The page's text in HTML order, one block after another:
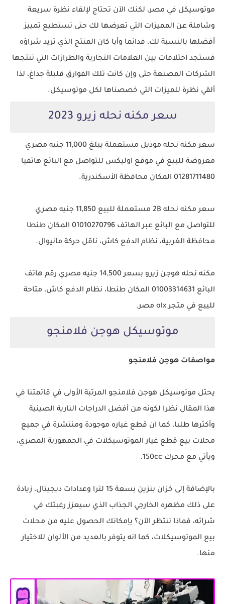
موتوسيكل في مصر، لكنك الآن تحتاج لإلقاء نظرة سريعة
وشاملة عن المميزات التي تعرضها لك حتى تستطيع تمييز
أفضلها بالنسبة لك، فدائما وأيا كان المنتج الذي تريد شراؤه
فستجد اختلافات بين العلامات التجارية والطرازات التي تنتجها
الشركات المصنعة حتى وإن كانت تلك الفوارق قليلة جداغ، لذا
ألقي نظرة للميزات التي خصصناها لكل موتوسيكل.
سعر مكنه نحله زيرو 2023
سعر مكنه نحله موديل مستعملة يبلغ 11,000 جنيه مصري
معروضة للبيع في موقع اوليكس للتواصل مع البائع هاتفيا
01281711480 المكان محافظة الأسكندرية.
سعر مكنه نحله 2B مستعملة للبيع 11,850 جنيه مصري
للتواصل مع البائع عبر الهاتف 01010270796 المكان طنطا
محافظة الغربية، نظام الدفع كاش، ناقل حركة مانيوال.
مكنه نحله هوجن زيرو بسعر 14,500 جنيه مصري رقم هاتف
البائع 01003314631 المكان طنطا، نظام الدفع كاش، متاحة
للييع في متجر olx مصر.
موتوسيكل هوجن فلامنجو
مواصفات هوجن فلامنجو
يحتل موتوسيكل هوجن فلامنجو المرتبة الأولى في قائمتنا في
هذا المقال نظرا لكونه من أفضل الدراجات النارية الصينية
وأكثرها طلبا، كما ان قطع غياره موجودة ومنتشرة في جميع
محلات بيع قطع غيار الموتوسيكلات في الجمهورية المصري،
ويأتي مع محرك 150cc.
بالإضافة إلى خزان بنزين بسعة 15 لترا وعدادات ديجيتال، زيادة
على ذلك مظهره الخارجي الجذاب الذي سيعزز رغبتك في
شرائه، فماذا تنتظر الآن؟ بإمكانك الحصول عليه من محلات
بيع الموتوسيكلات، كما انه يتوفر بالعديد من الألوان للاختيار
منها.